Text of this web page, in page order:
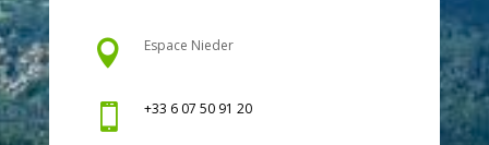
 Espace Nieder
 +33 6 07 50 91 20